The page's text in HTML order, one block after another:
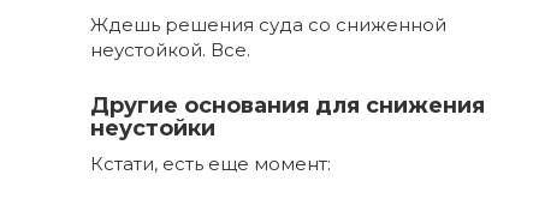
Ждешь решения суда со сниженной
неустойкой. Все.
Другие основания для снижения
неустойки
Кстати, есть еще момент: